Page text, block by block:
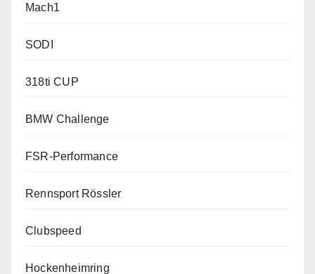
Mach1
SODI
318ti CUP
BMW Challenge
FSR-Performance
Rennsport Rössler
Clubspeed
Hockenheimring